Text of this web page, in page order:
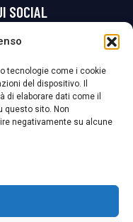
tecnologie come i cookie
del dispositivo. Il
di elaborare dati come il
questo sito. Non
negativamente su alcune
SOCIAL
specializzata che vigila sulle modalità adottate dalla
personali.